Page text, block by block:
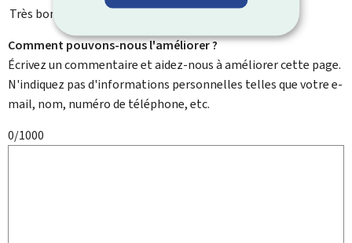
Très bonne
Comment pouvons-nous l'améliorer ?
Écrivez un commentaire et aidez-nous à améliorer cette page.
N'indiquez pas d'informations personnelles telles que votre e-
mail, nom, numéro de téléphone, etc.
0/1000